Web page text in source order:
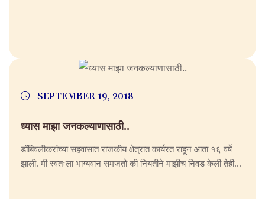
SEPTEMBER 19, 2018
ध्यास माझा जनकल्याणासाठी..
डोंबिवलीकरांच्या सहवासात राजकीय क्षेत्रात कार्यरत राहून आता १६ वर्षे
झाली. मी स्वतःला भाग्यवान समजतो की नियतीने माझीच निवड केली तेही...